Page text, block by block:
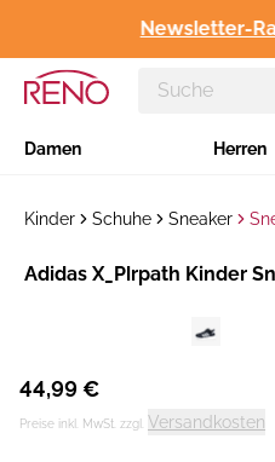
Newsletter-
Damen Herren
Kinder Schuhe Sneaker
Hersteller:
​Adidas X_Plrpath Kinder
44,99 €
Preise inkl. MwSt. zzgl. Versandkosten